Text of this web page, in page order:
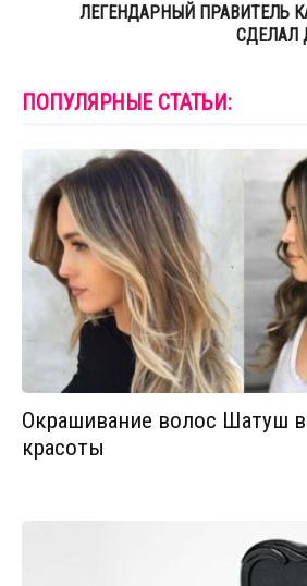
ЛЕГЕНДАРНЫЙ ПРАВИТЕЛЬ
СДЕЛАЛ
ПОПУЛЯРНЫЕ СТАТЬИ:
Окрашивание волос Шатуш в
красоты